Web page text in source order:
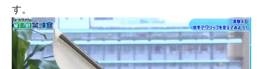
す。